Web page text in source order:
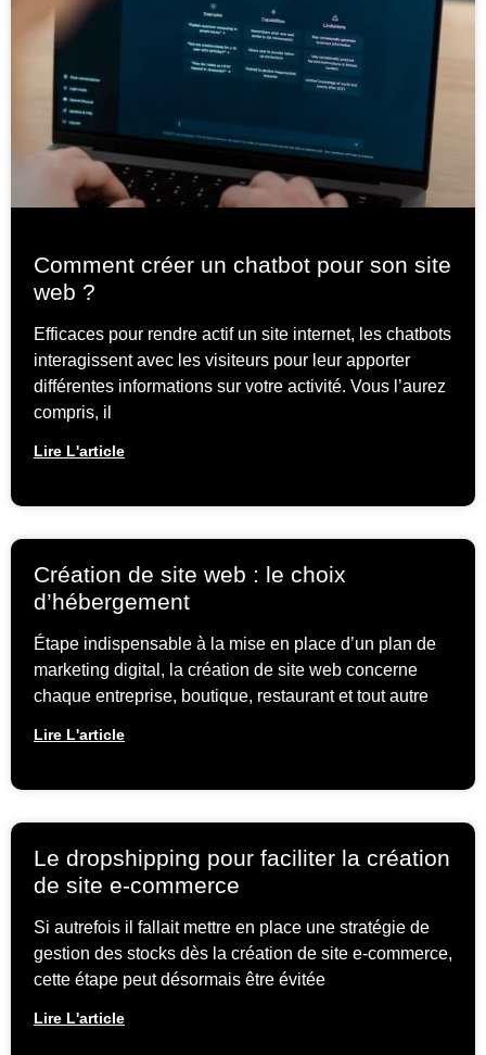
Comment créer un chatbot pour son site
web ?
Efficaces pour rendre actif un site internet, les chatbots
interagissent avec les visiteurs pour leur apporter
différentes informations sur votre activité. Vous l’aurez
compris, il
Lire L'article
Création de site web : le choix
d’hébergement
Étape indispensable à la mise en place d’un plan de
marketing digital, la création de site web concerne
chaque entreprise, boutique, restaurant et tout autre
Lire L'article
Le dropshipping pour faciliter la création
de site e-commerce
Si autrefois il fallait mettre en place une stratégie de
gestion des stocks dès la création de site e-commerce,
cette étape peut désormais être évitée
Lire L'article